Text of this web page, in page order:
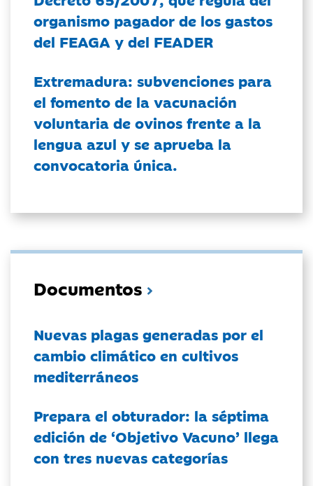
organismo pagador de los gastos
del FEAGA y del FEADER
Extremadura: subvenciones para
el fomento de la vacunación
voluntaria de ovinos frente a la
lengua azul y se aprueba la
convocatoria única.
Documentos
Nuevas plagas generadas por el
cambio climático en cultivos
mediterráneos
Prepara el obturador: la séptima
edición de ‘Objetivo Vacuno’ llega
con tres nuevas categorías